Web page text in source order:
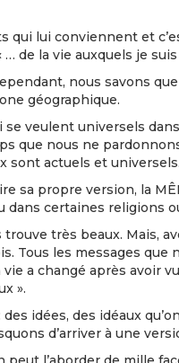
qui lui conviennent et
de la vie auxquels je
nous savons
géographique.
veulent universels
que nous ne
sont actuels et universels.
sa propre version, la
dans certaines religions
très beaux. Mais,
Tous les messages
vie a changé après avoir
».
idées, des idéaux
d’arriver à une